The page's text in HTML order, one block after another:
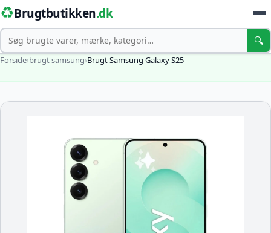
♻️Brugtbutikken.dk
Søg 🔍
Forside›brugt samsung›Brugt Samsung Galaxy S25